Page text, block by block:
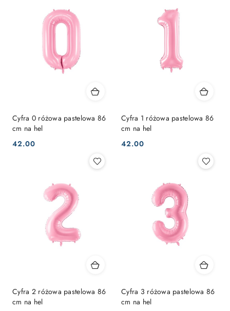
Cyfra 0 różowa pastelowa 86
cm na hel
Cena:
42.00
Cyfra 1 różowa pastelowa 86
cm na hel
Cena:
42.00
Cyfra 2 różowa pastelowa 86
cm na hel
Cyfra 3 różowa pastelowa 86
cm na hel